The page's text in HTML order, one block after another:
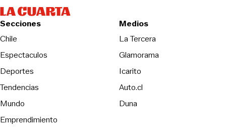
Secciones
Chile
Espectaculos
Deportes
Tendencias
Mundo
Emprendimiento
Medios
La TerceraOpens in new
Glamorama
Icarito
Auto.cl
DunaOpens in new window